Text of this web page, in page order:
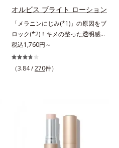
る物理的効果*7 うるおいによる
*8 乾燥、ハリ・ツヤのなさ*9
保湿成分*10 ロニセラカエルレア
果汁、ノバラエキス配合＝うるおい
を与えハリと透明感に満ちた肌へ導
く保湿成分*11 メマツヨイグサ抽
出液、スイカズラエキス配合＝角層
ン酸(*4)がうるおって透き通るよう
な透明感を叶えます。顔色がどんよ
りしている、ファンデのノリがイマ
イチ、肌のざらつきやくすみが気に
なる、化粧水が肌になじまな
い……。こんなお悩みが気になると
きに。週に1～4回、いつもの洗顔料
ること*3 加水分解コンキオリン*4
オルビス ブライト ローション
「メラニンにじみ(*1)」の原因をブ
ロック(*2)！キメの整った透明感
(*3)のある肌印象へ導く美白(*2)化
粧水。業界初(*4)知見「メラニンの
第三のルート」である「横のひろが
では「メラニンにじみ(*1)」が発
けでなく、透明感のなさなどの
税込1,760円～
（3.84 /270件）